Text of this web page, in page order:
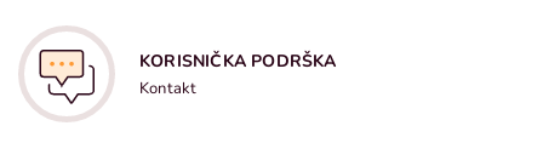
KORISNIČKA PODRŠKA
Kontakt